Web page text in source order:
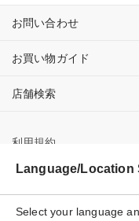
お問い合わせ
お買い物ガイド
店舗検索
利用規約
プライバシーポリシー
特定商取引法に基づく表
Language/Location
Select your language